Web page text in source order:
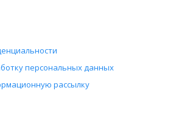
персональных данных
рассылку